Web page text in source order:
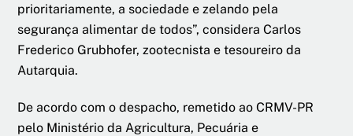
prioritariamente, a sociedade e zelando pela
segurança alimentar de todos”, considera Carlos
Frederico Grubhofer, zootecnista e tesoureiro da
Autarquia.
De acordo com o despacho, remetido ao CRMV-PR
pelo Ministério da Agricultura, Pecuária e